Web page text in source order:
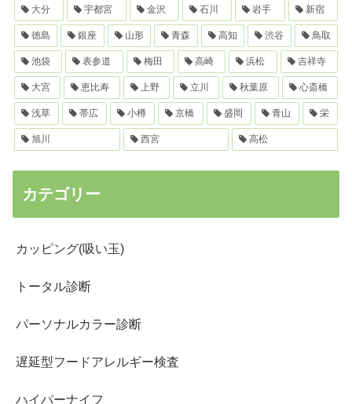
大分 宇都宮 金沢 石川 岩手 新宿
徳島 銀座 山形 青森 高知 渋谷 鳥取
池袋 表参道 梅田 高崎 浜松 吉祥寺
大宮 恵比寿 上野 立川 秋葉原 心斎橋
浅草 帯広 小樽 京橋 盛岡 青山 栄
旭川 西宮 高松
カテゴリー
カッピング(吸い玉)
トータル診断
パーソナルカラー診断
遅延型フードアレルギー検査
ハイパーナイフ